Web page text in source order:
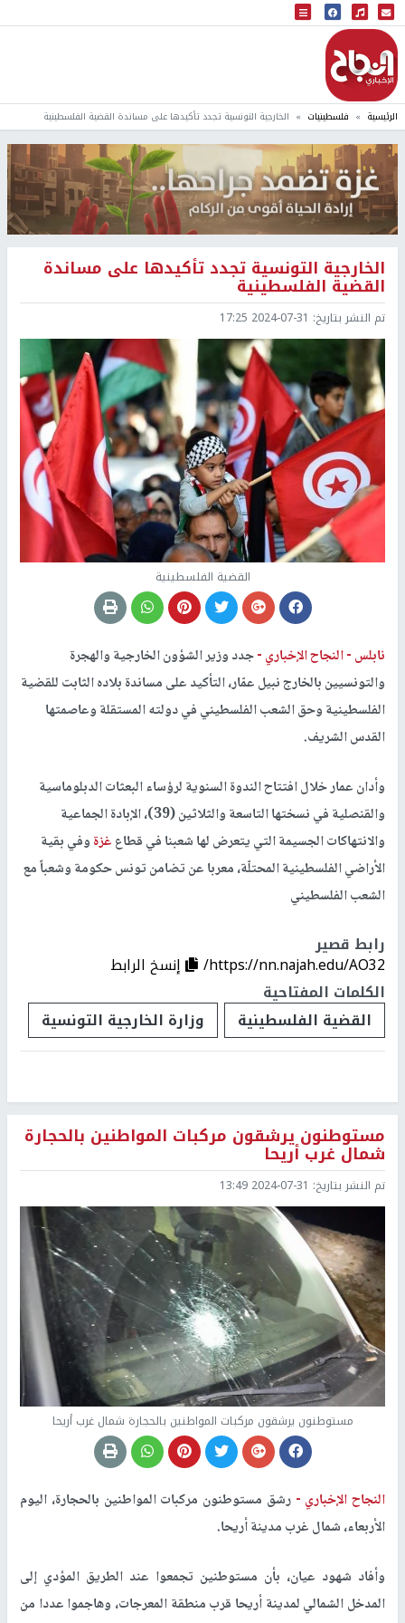
البث المباشر
إذاعة النجاح
الرئيسية فلسطينيات الخارجية التونسية تجدد تأكيدها على مساندة القضية الفلسطينية
الخارجية التونسية تجدد تأكيدها على مساندة
القضية الفلسطينية
تم النشر بتاريخ: 2024-07-31 17:25
القضية الفلسطينية
نابلس -النجاح الإخباري -جدد وزير الشؤون الخارجية والهجرة
والتونسيين بالخارج نبيل عمّار، التأكيد على مساندة بلاده الثابت للقضية
الفلسطينية وحق الشعب الفلسطيني في دولته المستقلة وعاصمتها
القدس الشريف.
وأدان عمار خلال افتتاح الندوة السنوية لرؤساء البعثات الدبلوماسية
والقنصلية في نسختها التاسعة والثلاثين (39)، الإبادة الجماعية
والانتهاكات الجسيمة التي يتعرض لها شعبنا في قطاعغزةوفي بقية
الأراضي الفلسطينية المحتلّة، معربا عن تضامن تونس حكومة وشعباً مع
الشعب الفلسطيني
رابط قصير
https://nn.najah.edu/AO32/
إنسخ الرابط
الكلمات المفتاحية
القضية الفلسطينية
وزارة الخارجية التونسية
مستوطنون يرشقون مركبات المواطنين بالحجارة
شمال غرب أريحا
تم النشر بتاريخ: 2024-07-31 13:49
مستوطنون يرشقون مركبات المواطنين بالحجارة شمال غرب أريحا
النجاح الإخباري -رشق مستوطنون مركبات المواطنين بالحجارة، اليوم
الأربعاء، شمال غرب مدينة أريحا.
وأفاد شهود عيان، بأن مستوطنين تجمعوا عند الطريق المؤدي إلى
المدخل الشمالي لمدينة أريحا قرب منطقة المعرجات، وهاجموا عددا من